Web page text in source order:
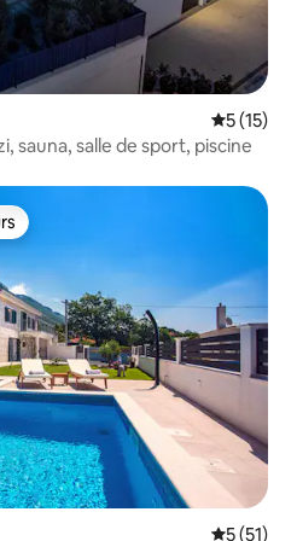
Note
5 (15)
sauna, salle de sport, piscine
les plus aimés
Note
5 (51)